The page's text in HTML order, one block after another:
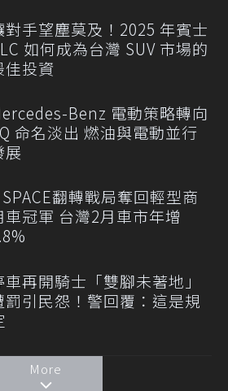
對手望塵莫及！2025 年賓士
如何成為台灣 SUV 市場的
佳投資
Benz 電動策略轉向
命名淡出 燃油與電動並行
展
翻轉戰局奪回輕型商
車冠軍 台灣2月車市年增
車再開騎士「雙腳未著地」
罰引民怨！警回覆：這是規
More